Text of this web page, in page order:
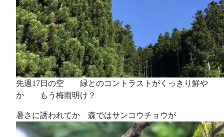
先週17日の空 緑とのコントラストがくっきり鮮や
か もう梅雨明け？
暑さに誘われてか 森ではサンコウチョウが